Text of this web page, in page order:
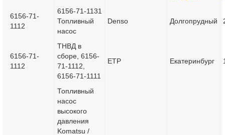
6156-71-
1112
6156-71-1131
Топливный
насос
Denso Долгопрудный
6156-71-
1112
ТНВД в
сборе, 6156-
71-1112,
6156-71-1111
ETP Екатеринбург
Топливный
насос
высокого
давления
Komatsu /